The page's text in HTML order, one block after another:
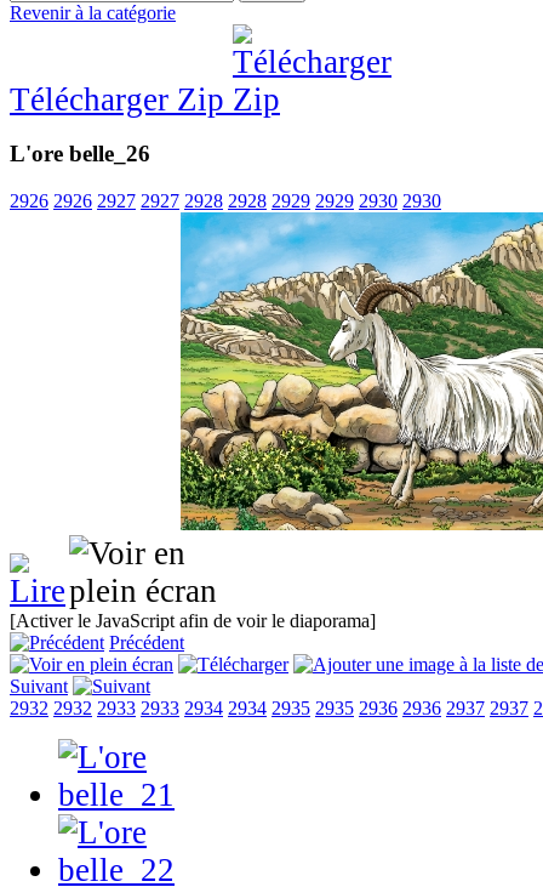
Revenir à la catégorie
Télécharger Zip
L'ore belle_26
2926 2926 2927 2927 2928 2928 2929 2929 2930 2930
[Activer le JavaScript afin de voir le diaporama]
Précédent
Suivant
2932 2932 2933 2933 2934 2934 2935 2935 2936 2936 2937 2937